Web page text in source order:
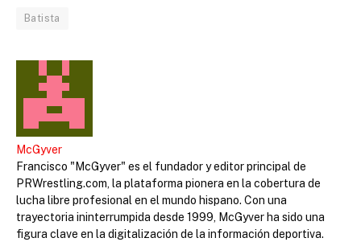
Batista
McGyver
Francisco "McGyver" es el fundador y editor principal de
PRWrestling.com, la plataforma pionera en la cobertura de
lucha libre profesional en el mundo hispano. Con una
trayectoria ininterrumpida desde 1999, McGyver ha sido una
figura clave en la digitalización de la información deportiva.